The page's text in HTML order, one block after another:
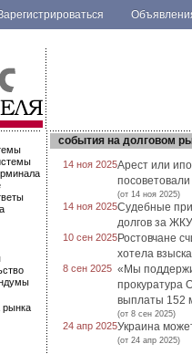
.
рынка
. события на долговом
14 ноя 2025Арест или
(от 14 ноя 2025)
14 ноя 2025Судебные
долгов за
10 сен 2025Ростовчане
хотела
8 сен 2025 «Мы
прокуратура
выплаты 152
(от 8 сен 2025)
24 апр 2025Украина
(от 24 апр 2025)